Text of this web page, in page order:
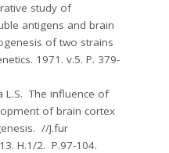
study of
antigens and brain
of two strains
1971. v.5. Р. 379-
L.S. The influence of
of brain cortex
//J.fur
H.1/2. Р.97-104.